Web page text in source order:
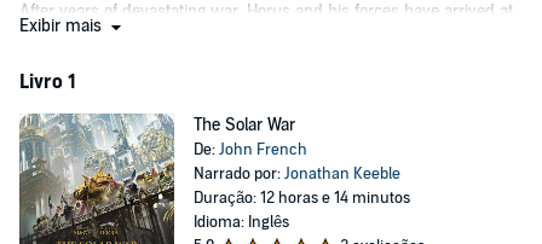
After years of devastating war, Horus and his forces have arrived at
Terra. But before they can set foot on the Throneworld, they must
anything hope to halt the advance of the Traitor armada?
Listen to it because:
The final act of the long-running, best-selling series starts here, with
a brutal and uncompromising look at the first stage of the Siege of
Exibir mais
Livro 1
The Solar War
De:John French
Narrado por:Jonathan Keeble
Duração: 12 horas e 14 minutos
Idioma: Inglês